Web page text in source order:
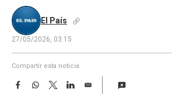
El País
27/05/2026, 03:15
Compartir esta noticia
F
W
T
w
L
E